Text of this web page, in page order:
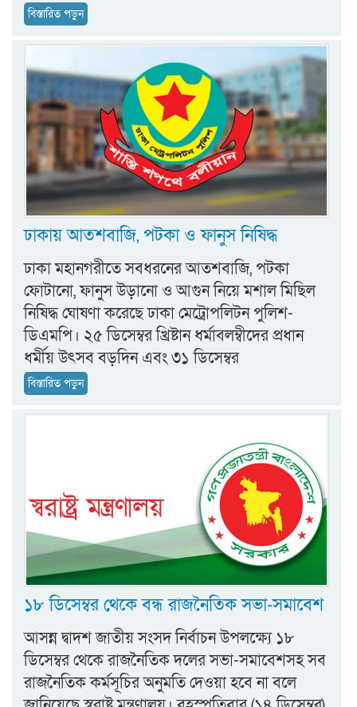
বিস্তারিত পড়ুন
ঢাকায় আতশবাজি, পটকা ও ফানুস নিষিদ্ধ
ঢাকা মহানগরীতে সবধরনের আতশবাজি, পটকা
ফোটানো, ফানুস উড়ানো ও আগুন নিয়ে মশাল মিছিল
নিষিদ্ধ ঘোষণা করেছে ঢাকা মেট্রোপলিটন পুলিশ-
ডিএমপি। ২৫ ডিসেম্বর খ্রিষ্টান ধর্মাবলম্বীদের প্রধান
ধর্মীয় উৎসব বড়দিন এবং ৩১ ডিসেম্বর
বিস্তারিত পড়ুন
১৮ ডিসেম্বর থেকে বন্ধ রাজনৈতিক সভা-সমাবেশ
আসন্ন দ্বাদশ জাতীয় সংসদ নির্বাচন উপলক্ষ্যে ১৮
ডিসেম্বর থেকে রাজনৈতিক দলের সভা-সমাবেশসহ সব
রাজনৈতিক কর্মসূচির অনুমতি দেওয়া হবে না বলে